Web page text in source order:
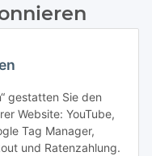
gestatten Sie den
Website: YouTube,
Tag Manager,
und Ratenzahlung.
Ihrer
jederzeit widerruflich
Abonnieren